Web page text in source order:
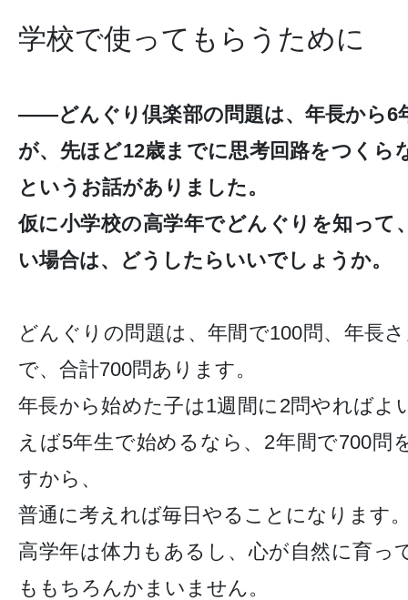
学校で使ってもらうために
——どんぐり倶楽部の問題は、年長から6
が、先ほど12歳までに思考回路をつくら
というお話がありました。
仮に小学校の高学年でどんぐりを知って
い場合は、どうしたらいいでしょうか。
どんぐりの問題は、年間で100問、年長
で、合計700問あります。
年長から始めた子は1週間に2問やればよ
えば5年生で始めるなら、2年間で700問
すから、
普通に考えれば毎日やることになります
高学年は体力もあるし、心が自然に育っ
ももちろんかまいません。